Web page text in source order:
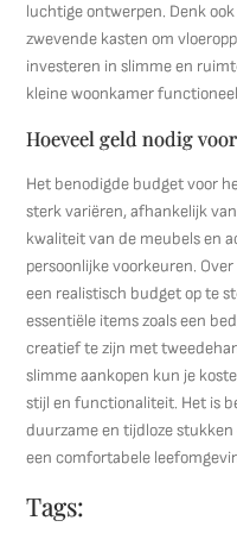
luchtige ontwerpen. Denk
zwevende kasten om
investeren in slimme en
kleine woonkamer
Hoeveel geld nodig
Het benodigde budget voor
sterk variëren, afhankelijk
kwaliteit van de meubels en
persoonlijke voorkeuren.
een realistisch budget op te
essentiële items zoals een
creatief te zijn met
slimme aankopen kun je
stijl en functionaliteit. Het is
duurzame en tijdloze
een comfortabele
Tags: